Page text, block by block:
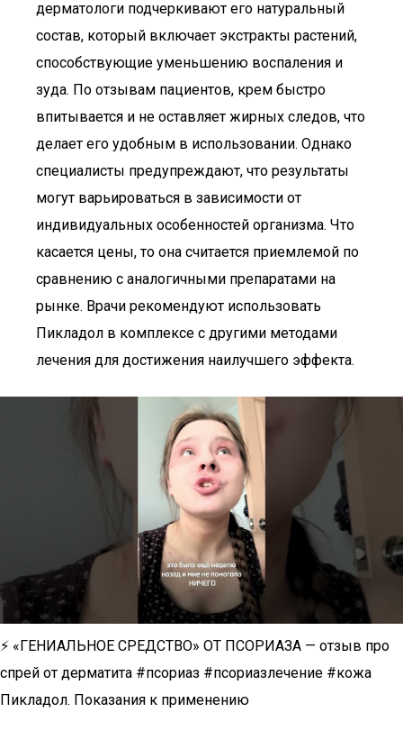
дерматологи подчеркивают его натуральный
состав, который включает экстракты растений,
способствующие уменьшению воспаления и
зуда. По отзывам пациентов, крем быстро
впитывается и не оставляет жирных следов, что
делает его удобным в использовании. Однако
специалисты предупреждают, что результаты
могут варьироваться в зависимости от
индивидуальных особенностей организма. Что
касается цены, то она считается приемлемой по
сравнению с аналогичными препаратами на
рынке. Врачи рекомендуют использовать
Пикладол в комплексе с другими методами
лечения для достижения наилучшего эффекта.
⚡️ «ГЕНИАЛЬНОЕ СРЕДСТВО» ОТ ПСОРИАЗА — отзыв про
спрей от дерматита #псориаз #псориазлечение #кожа
Пикладол. Показания к применению